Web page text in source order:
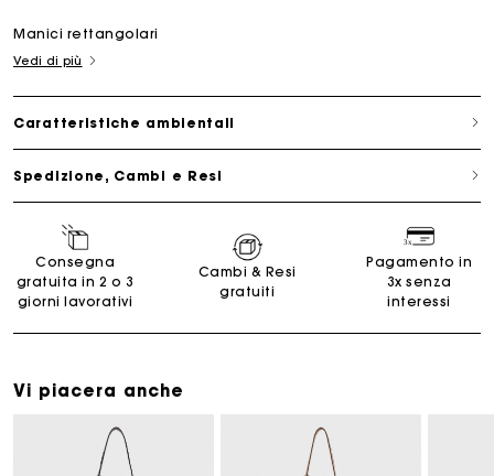
Manici rettangolari
Vedi di più
Caratteristiche ambientali
Spedizione, Cambi e Resi
Consegna
gratuita in 2 o 3
giorni lavorativi
Cambi & Resi
gratuiti
Pagamento in
3x senza
interessi
Vi piacera anche